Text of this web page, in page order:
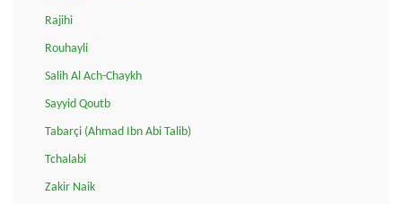
Rajihi
Rouhayli
Salih Al Ach-Chaykh
Sayyid Qoutb
Tabarçi (Ahmad Ibn Abi Talib)
Tchalabi
Zakir Naik